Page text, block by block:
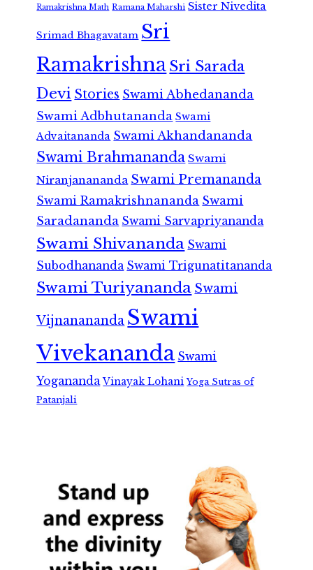
Ramakrishna Math Ramana Maharshi Sister Nivedita
Srimad Bhagavatam Sri
RamakrishnaSri Sarada
Devi Stories Swami Abhedananda
Swami Adbhutananda Swami
Advaitananda Swami Akhandananda
Swami Brahmananda Swami
Niranjanananda Swami Premananda
Swami Ramakrishnananda Swami
Saradananda Swami Sarvapriyananda
Swami Shivananda Swami
Subodhananda Swami Trigunatitananda
Swami Turiyananda Swami
Vijnanananda Swami
Vivekananda Swami
Yogananda Vinayak Lohani Yoga Sutras of
Patanjali